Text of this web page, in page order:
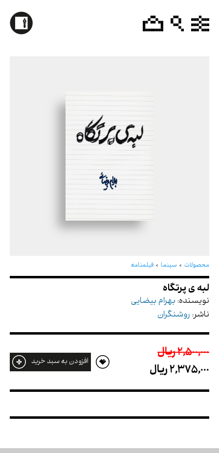
محصولات سینما فیلمنامه
لبه ی پرتگاه
نویسنده: بهرام بیضایی
ناشر: روشنگران
2,500,000 ريال
2,375,000 ريال
افزودن به سبد خرید